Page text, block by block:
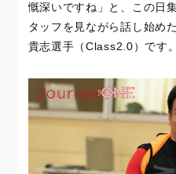
慨深いですね」と、この日
タッフを見ながら話し始め
貴志選手（Class2.0）です。